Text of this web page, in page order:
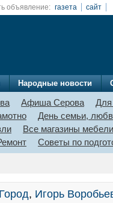
объявление: газета сайт
Народные новости
Афиша Серова
Для
День семьи,
Все магазины мебели
Советы по
Город, Игорь